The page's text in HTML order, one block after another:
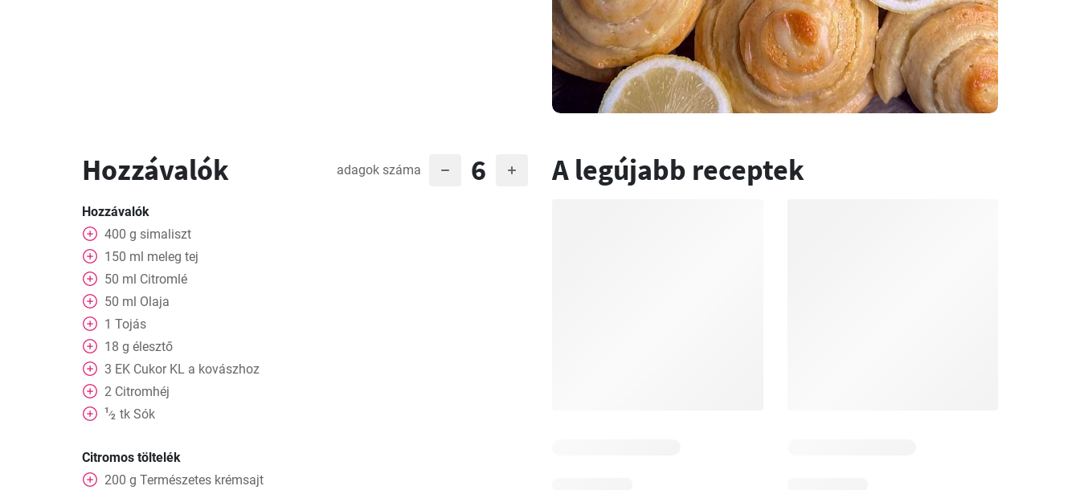
Hozzávalók adagok száma 6
Hozzávalók
400 g simaliszt
150 ml meleg tej
50 ml Citromlé
50 ml Olaja
1 Tojás
18 g élesztő
3 EK Cukor KL a kovászhoz
2 Citromhéj
1⁄2 tk Sók
Citromos töltelék
200 g Természetes krémsajt
A legújabb receptek